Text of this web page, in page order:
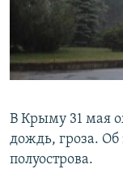
ПОБЕДИТЕЛЕЙ НЕ
ELIFBE
ПРИСОЕДИНЯЙТЕСЬ!
Все сайты
В Крыму 31 мая
дождь, гроза. Об
полуострова.